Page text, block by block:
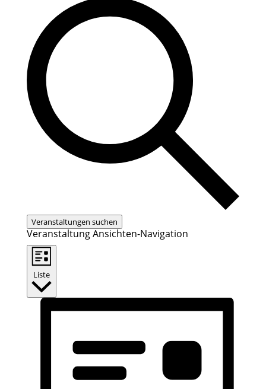
Veranstaltungen suchen
Veranstaltung Ansichten-Navigation
Liste